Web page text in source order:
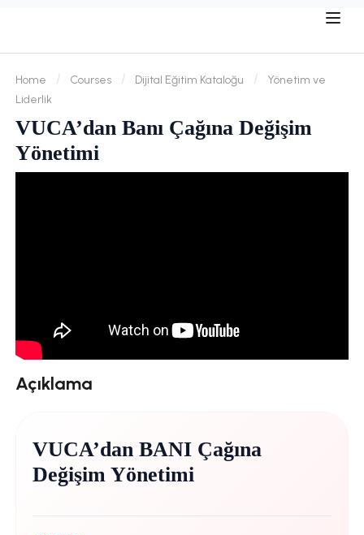
Home Courses Dijital Eğitim Kataloğu
Yönetim ve
Liderlik
VUCA’dan Banı Çağına Değişim
Yönetimi
Açıklama
VUCA’dan BANI Çağına
Değişim Yönetimi